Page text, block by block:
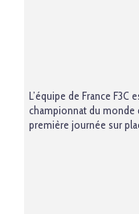
L’équipe de France F3C
championnat du monde
première journée sur